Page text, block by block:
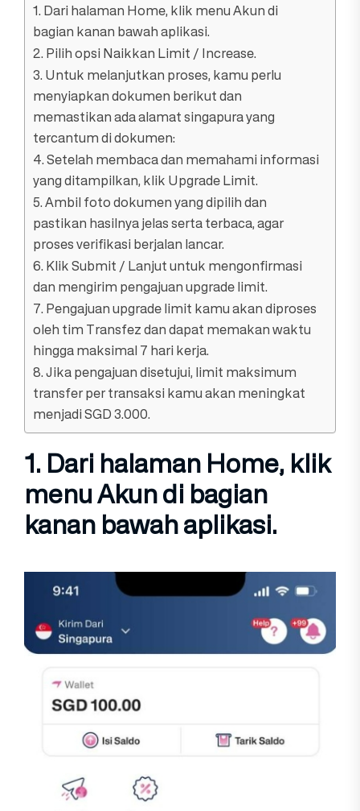
1. Dari halaman Home, klik menu Akun di
bagian kanan bawah aplikasi.
2. Pilih opsi Naikkan Limit / Increase.
3. Untuk melanjutkan proses, kamu perlu
menyiapkan dokumen berikut dan
memastikan ada alamat singapura yang
tercantum di dokumen:
4. Setelah membaca dan memahami informasi
yang ditampilkan, klik Upgrade Limit.
5. Ambil foto dokumen yang dipilih dan
pastikan hasilnya jelas serta terbaca, agar
proses verifikasi berjalan lancar.
6. Klik Submit / Lanjut untuk mengonfirmasi
dan mengirim pengajuan upgrade limit.
7. Pengajuan upgrade limit kamu akan diproses
oleh tim Transfez dan dapat memakan waktu
hingga maksimal 7 hari kerja.
8. Jika pengajuan disetujui, limit maksimum
transfer per transaksi kamu akan meningkat
menjadi SGD 3.000.
1. Dari halamanHome, klik
menuAkundi bagian
kanan bawah aplikasi.